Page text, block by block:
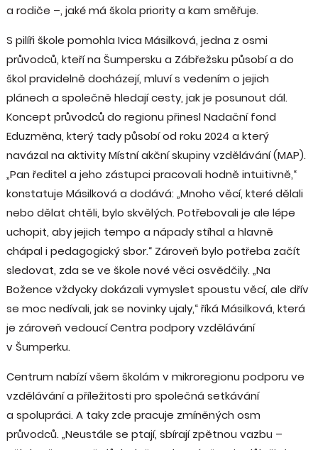
a rodiče –, jaké má škola priority a kam směřuje.
S pilíři škole pomohla Ivica Másilková, jedna z osmi
průvodců, kteří na Šumpersku a Zábřežsku působí a do
škol pravidelně docházejí, mluví s vedením o jejich
plánech a společně hledají cesty, jak je posunout dál.
Koncept průvodců do regionu přinesl Nadační fond
Eduzměna, který tady působí od roku 2024 a který
navázal na aktivity Místní akční skupiny vzdělávání (MAP).
„Pan ředitel a jeho zástupci pracovali hodně intuitivně,“
konstatuje Másilková a dodává: „Mnoho věcí, které dělali
nebo dělat chtěli, bylo skvělých. Potřebovali je ale lépe
uchopit, aby jejich tempo a nápady stíhal a hlavně
chápal i pedagogický sbor.“ Zároveň bylo potřeba začít
sledovat, zda se ve škole nové věci osvědčily. „Na
Božence vždycky dokázali vymyslet spoustu věcí, ale dřív
se moc nedívali, jak se novinky ujaly,“ říká Másilková, která
je zároveň vedoucí Centra podpory vzdělávání
v Šumperku.
Centrum nabízí všem školám v mikroregionu podporu ve
vzdělávání a příležitosti pro společná setkávání
a spolupráci. A taky zde pracuje zmíněných osm
průvodců. „Neustále se ptají, sbírají zpětnou vazbu –